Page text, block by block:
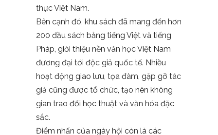
thực Việt Nam.
Bên cạnh đó, khu sách đã mang đến hơn
200 đầu sách bằng tiếng Việt và tiếng
Pháp, giới thiệu nền văn học Việt Nam
đương đại tới độc giả quốc tế. Nhiều
hoạt động giao lưu, tọa đàm, gặp gỡ tác
giả cũng được tổ chức, tạo nên không
gian trao đổi học thuật và văn hóa đặc
sắc.
Điểm nhấn của ngày hội còn là các